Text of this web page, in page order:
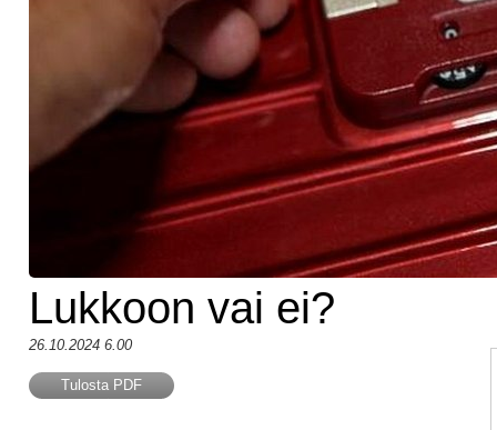
Lukkoon vai ei?
26.10.2024 6.00
Tulosta PDF